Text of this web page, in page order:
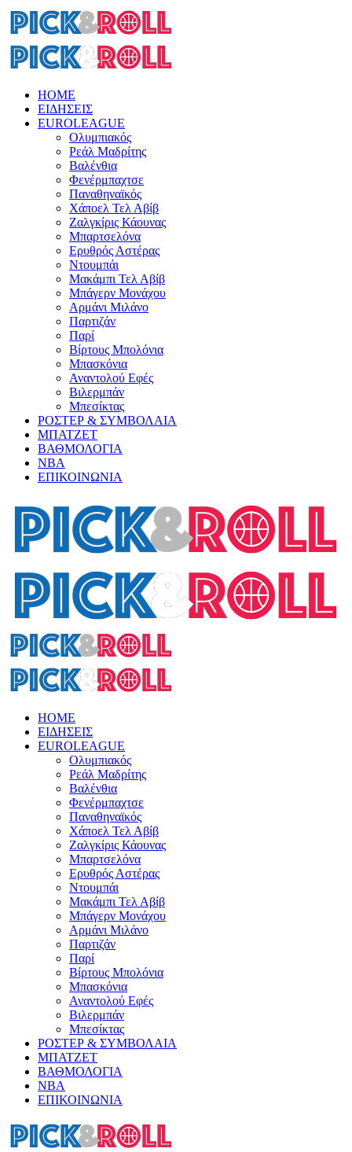
HOME
ΕΙΔΗΣΕΙΣ
EUROLEAGUE
Ολυμπιακός
Ρεάλ Μαδρίτης
Βαλένθια
Φενέρμπαχτσε
Παναθηναϊκός
Χάποελ Τελ Αβίβ
Ζαλγκίρις Κάουνας
Μπαρτσελόνα
Ερυθρός Αστέρας
Ντουμπάι
Μακάμπι Τελ Αβίβ
Μπάγερν Μονάχου
Αρμάνι Μιλάνο
Παρτιζάν
Παρί
Βίρτους Μπολόνια
Μπασκόνια
Αναντολού Εφές
Βιλερμπάν
Μπεσίκτας
ΡΟΣΤΕΡ & ΣΥΜΒΟΛΑΙΑ
ΜΠΑΤΖΕΤ
ΒΑΘΜΟΛΟΓΙΑ
ΝΒΑ
ΕΠΙΚΟΙΝΩΝΙΑ
HOME
ΕΙΔΗΣΕΙΣ
EUROLEAGUE
Ολυμπιακός
Ρεάλ Μαδρίτης
Βαλένθια
Φενέρμπαχτσε
Παναθηναϊκός
Χάποελ Τελ Αβίβ
Ζαλγκίρις Κάουνας
Μπαρτσελόνα
Ερυθρός Αστέρας
Ντουμπάι
Μακάμπι Τελ Αβίβ
Μπάγερν Μονάχου
Αρμάνι Μιλάνο
Παρτιζάν
Παρί
Βίρτους Μπολόνια
Μπασκόνια
Αναντολού Εφές
Βιλερμπάν
Μπεσίκτας
ΡΟΣΤΕΡ & ΣΥΜΒΟΛΑΙΑ
ΜΠΑΤΖΕΤ
ΒΑΘΜΟΛΟΓΙΑ
ΝΒΑ
ΕΠΙΚΟΙΝΩΝΙΑ